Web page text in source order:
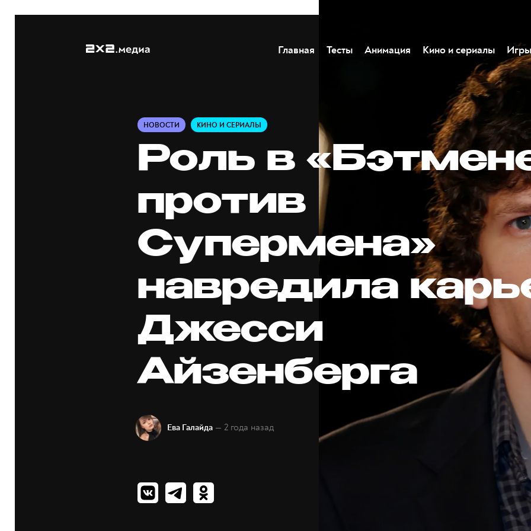
Главная Тесты Анимация Кино и сериалы Игры
НОВОСТИ КИНО И СЕРИАЛЫ
Роль в
против
Супермена»
навредила
Джесси
Айзенберга
Ева Галайда — 2 года назад